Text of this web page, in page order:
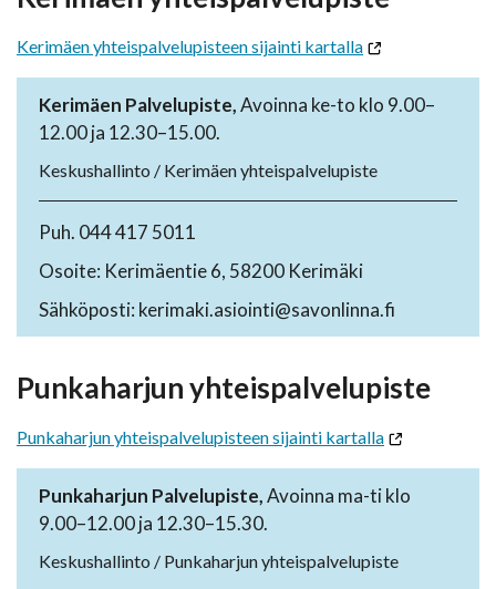
Kerimäen yhteispalvelupisteen sijainti kartalla
Kerimäen Palvelupiste,Avoinna ke-to klo 9.00–
12.00 ja 12.30–15.00.
Keskushallinto / Kerimäen yhteispalvelupiste
Puh. 044 417 5011
Osoite: Kerimäentie 6, 58200 Kerimäki
Sähköposti: kerimaki.asiointi@savonlinna.fi
Punkaharjun yhteispalvelupiste
Punkaharjun yhteispalvelupisteen sijainti kartalla
Punkaharjun Palvelupiste,Avoinna ma-ti klo
9.00–12.00 ja 12.30–15.30.
Keskushallinto / Punkaharjun yhteispalvelupiste